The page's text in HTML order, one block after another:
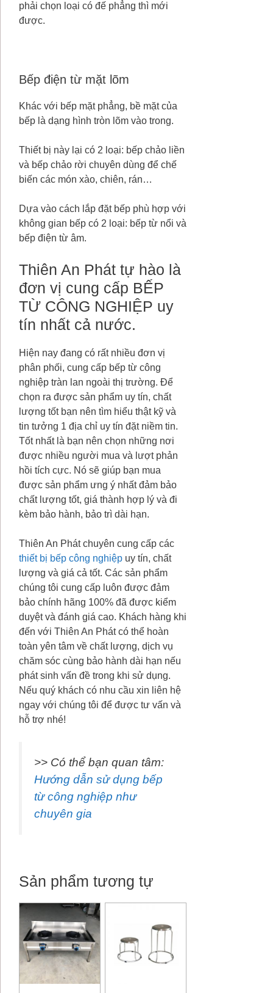
phải chọn loại có đế phẳng thì mới
được.
Bếp điện từ mặt lõm
Khác với bếp mặt phẳng, bề mặt của
bếp là dạng hình tròn lõm vào trong.
Thiết bị này lại có 2 loại: bếp chảo liền
và bếp chảo rời chuyên dùng để chế
biến các món xào, chiên, rán…
Dựa vào cách lắp đặt bếp phù hợp với
không gian bếp có 2 loại: bếp từ nổi và
bếp điện từ âm.
Thiên An Phát tự hào là
đơn vị cung cấp BẾP
TỪ CÔNG NGHIỆP uy
tín nhất cả nước.
Hiện nay đang có rất nhiều đơn vị
phân phối, cung cấp bếp từ công
nghiệp tràn lan ngoài thị trường. Để
chọn ra được sản phẩm uy tín, chất
lượng tốt bạn nên tìm hiểu thật kỹ và
tin tưởng 1 địa chỉ uy tín đặt niềm tin.
Tốt nhất là bạn nên chọn những nơi
được nhiều người mua và lượt phản
hồi tích cực. Nó sẽ giúp bạn mua
được sản phẩm ưng ý nhất đảm bảo
chất lượng tốt, giá thành hợp lý và đi
kèm bảo hành, bảo trì dài hạn.
Thiên An Phát chuyên cung cấp các
thiết bị bếp công nghiệp uy tín, chất
lượng và giá cả tốt. Các sản phẩm
chúng tôi cung cấp luôn được đảm
bảo chính hãng 100% đã được kiểm
duyệt và đánh giá cao. Khách hàng khi
đến với Thiên An Phát có thể hoàn
toàn yên tâm về chất lượng, dịch vụ
chăm sóc cùng bảo hành dài hạn nếu
phát sinh vấn đề trong khi sử dụng.
Nếu quý khách có nhu cầu xin liên hệ
ngay với chúng tôi để được tư vấn và
hỗ trợ nhé!
>> Có thể bạn quan tâm:
Hướng dẫn sử dụng bếp
từ công nghiệp như
chuyên gia
Sản phẩm tương tự